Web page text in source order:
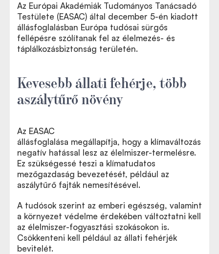
Az Európai Akadémiák Tudományos Tanácsadó
Testülete (EASAC) által december 5-én kiadott
állásfoglalásban Európa tudósai sürgős
fellépésre szólítanak fel az élelmezés- és
táplálkozásbiztonság területén.
Kevesebb állati fehérje, több
aszálytűrő növény
Az EASAC
Az EASAC angol nyelvű állásfoglalása
állásfoglalása megállapítja, hogy a klímaváltozás
negatív hatással lesz az élelmiszer-termelésre.
Ez szükségessé teszi a klímatudatos
mezőgazdaság bevezetését, például az
aszálytűrő fajták nemesítésével.
A tudósok szerint az emberi egészség, valamint
a környezet védelme érdekében változtatni kell
az élelmiszer-fogyasztási szokásokon is.
Csökkenteni kell például az állati fehérjék
bevitelét.